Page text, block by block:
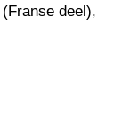
(Franse deel),